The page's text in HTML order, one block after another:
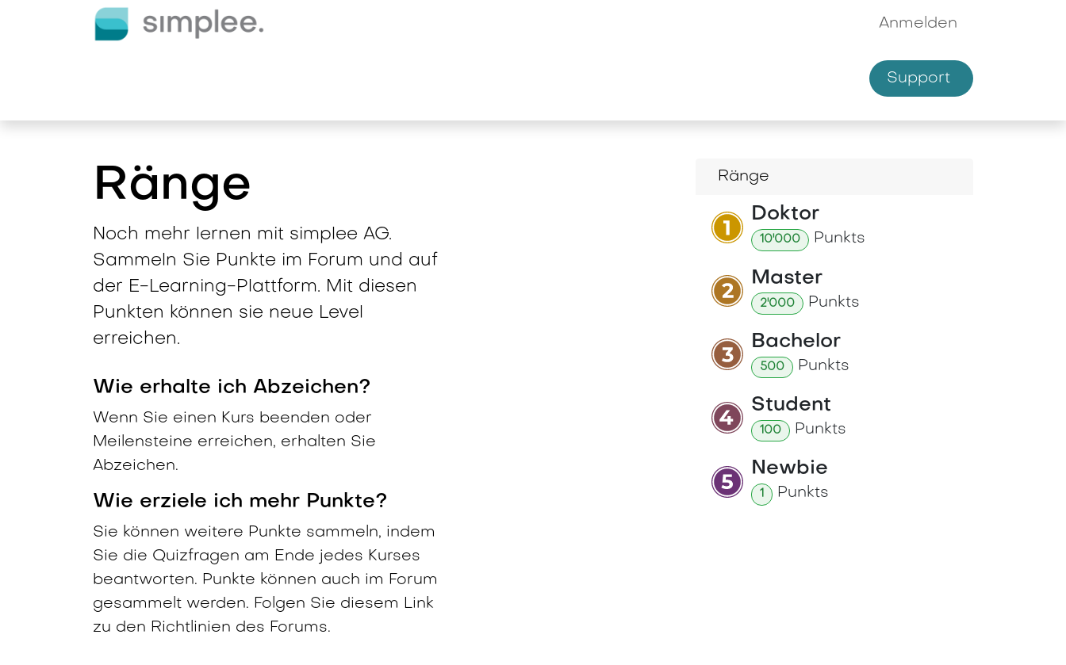
Zum Inhalt springen
Anmelden
Supp​​ort
Ränge
Noch mehr lernen mit simplee AG.
Sammeln Sie Punkte im Forum und auf
der E-Learning-Plattform. Mit diesen
Punkten können sie neue Level
erreichen.
Wie erhalte ich Abzeichen?
Wenn Sie einen Kurs beenden oder
Meilensteine erreichen, erhalten Sie
Abzeichen.
Wie erziele ich mehr Punkte?
Sie können weitere Punkte sammeln, indem
Sie die Quizfragen am Ende jedes Kurses
beantworten. Punkte können auch im Forum
gesammelt werden. Folgen Sie diesem Link
zu den Richtlinien des Forums.
Ränge
Doktor
10'000 Punkts
Master
2'000 Punkts
Bachelor
500 Punkts
Student
100 Punkts
Newbie
1 Punkts